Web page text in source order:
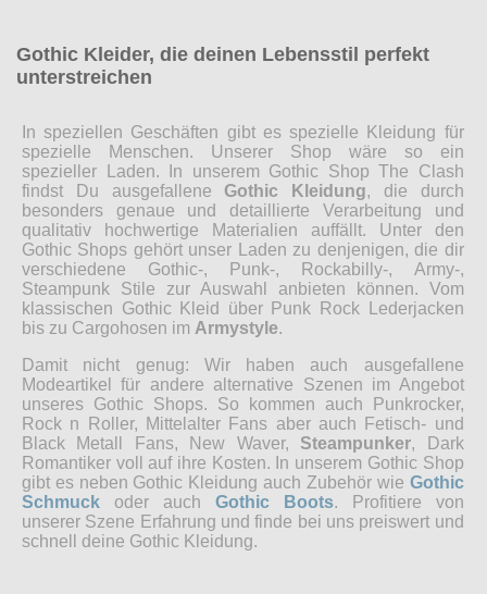
Gothic Kleider, die deinen Lebensstil perfekt
unterstreichen
In speziellen Geschäften gibt es spezielle Kleidung für
spezielle Menschen. Unserer Shop wäre so ein
spezieller Laden. In unserem Gothic Shop The Clash
findst Du ausgefallene Gothic Kleidung, die durch
besonders genaue und detaillierte Verarbeitung und
qualitativ hochwertige Materialien auffällt. Unter den
Gothic Shops gehört unser Laden zu denjenigen, die dir
verschiedene Gothic-, Punk-, Rockabilly-, Army-,
Steampunk Stile zur Auswahl anbieten können. Vom
klassischen Gothic Kleid über Punk Rock Lederjacken
bis zu Cargohosen im Armystyle.
Damit nicht genug: Wir haben auch ausgefallene
Modeartikel für andere alternative Szenen im Angebot
unseres Gothic Shops. So kommen auch Punkrocker,
Rock n Roller, Mittelalter Fans aber auch Fetisch- und
Black Metall Fans, New Waver, Steampunker, Dark
Romantiker voll auf ihre Kosten. In unserem Gothic Shop
gibt es neben Gothic Kleidung auch Zubehör wie Gothic
Schmuck oder auch Gothic Boots. Profitiere von
unserer Szene Erfahrung und finde bei uns preiswert und
schnell deine Gothic Kleidung.